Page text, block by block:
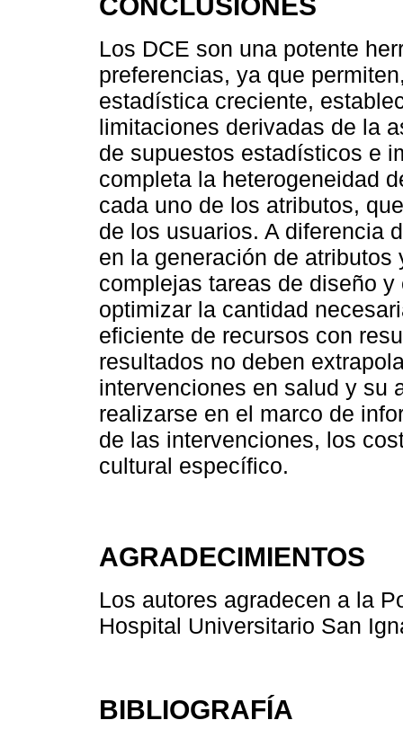
Los DCE son una potente
preferencias, ya que
estadística creciente,
limitaciones derivadas de la
de supuestos estadísticos e
completa la heterogeneidad
cada uno de los atributos,
de los usuarios. A diferencia
en la generación de
complejas tareas de diseño
optimizar la cantidad
eficiente de recursos con
resultados no deben
intervenciones en salud y su
realizarse en el marco de
de las intervenciones, los
cultural específico.
AGRADECIMIENTOS
Los autores agradecen a la
Hospital Universitario San
BIBLIOGRAFÍA